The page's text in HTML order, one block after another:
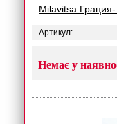
Milavitsa
Артикул:
Немає у